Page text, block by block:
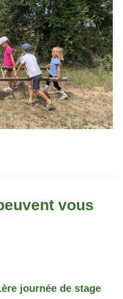
vous
journée de stage